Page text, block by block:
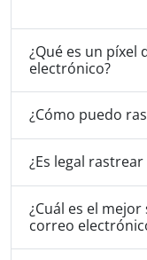
¿Qué es un píxel
electrónico?
¿Cómo puedo
¿Es legal
¿Cuál es el
correo